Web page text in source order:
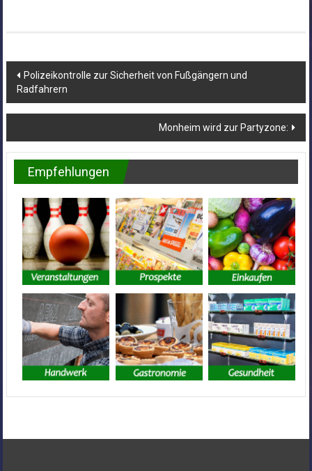
Beitragsnavigation
Polizeikontrolle zur Sicherheit von Fußgängern und
Radfahrern
Monheim wird zur Partyzone:
Empfehlungen